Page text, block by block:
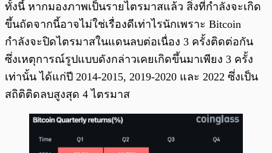
ทั้งนี้ หากมองภาพเป็นรายไตรมาสแล้ว สิ่งที่กำลังจะเกิด
ขึ้นถัดจากนี้อาจไม่ใช่เรื่องดีเท่าไรนักเพราะ Bitcoin
กำลังจะปิดไตรมาสในแดนลบต่อเนื่อง 3 ครั้งติดต่อกัน
ซึ่งเหตุการณ์รูปแบบดังกล่าวเคยเกิดขึ้นมาเพียง 3 ครั้ง
เท่านั้น ได้แก่ปี 2014-2015, 2019-2020 และ 2022 ซึ่งเป็น
สถิติติดลบสูงสุด 4 ไตรมาส